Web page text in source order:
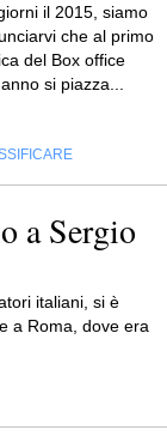
il 2015, siamo
che al primo
del Box office
si piazza...
a Sergio
italiani, si è
a Roma, dove era